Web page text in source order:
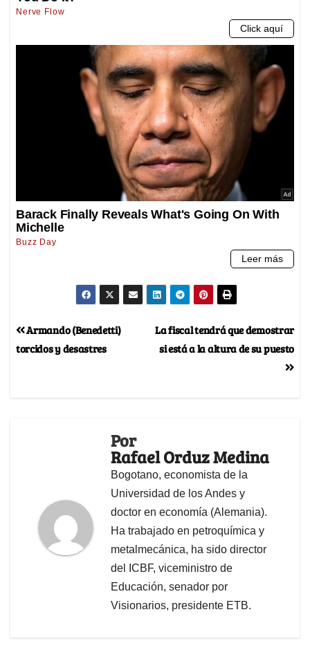
La fiscal tendrá que demostrar
si está a la altura de su puesto
Armando (Benedetti)
torcidos y desastres
Por
Rafael Orduz Medina
Bogotano, economista de la
Universidad de los Andes y
doctor en economía (Alemania).
Ha trabajado en petroquímica y
metalmecánica, ha sido director
del ICBF, viceministro de
Educación, senador por
Visionarios, presidente ETB.